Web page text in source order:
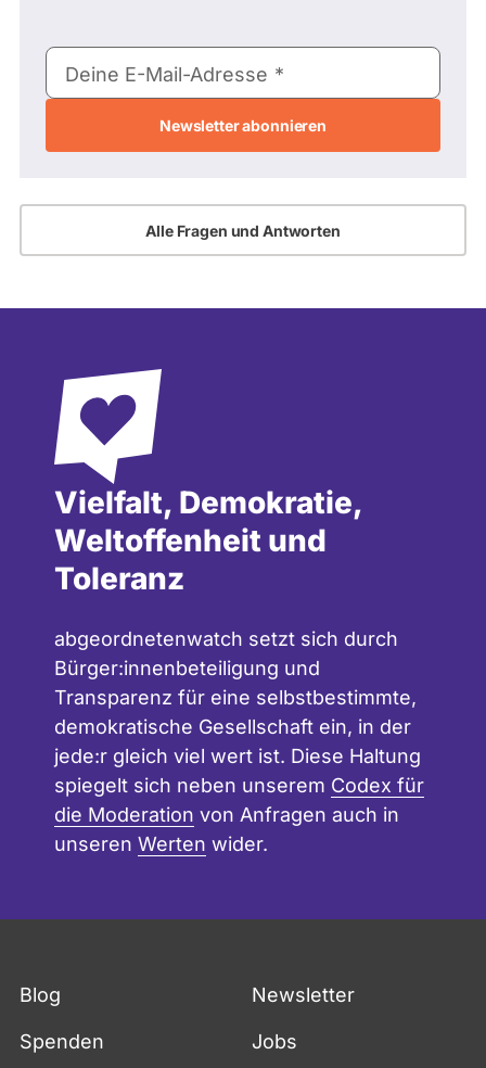
E-
Mail-
Deine E-Mail-Adresse
Alle Fragen und Antworten
Vielfalt, Demokratie,
Weltoffenheit und
Toleranz
abgeordnetenwatch setzt sich durch
Bürger:innenbeteiligung und
Transparenz für eine selbstbestimmte,
demokratische Gesellschaft ein, in der
jede:r gleich viel wert ist. Diese Haltung
spiegelt sich neben unserem Codex für
die Moderation von Anfragen auch in
unseren Werten wider.
Blog Newsletter
Spenden Jobs